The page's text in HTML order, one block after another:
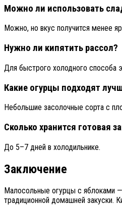
Можно ли использовать
Можно, но вкус получится менее
Нужно ли кипятить рассол?
Для быстрого холодного способа
Какие огурцы подходят
Небольшие засолочные сорта с
Сколько хранится готовая
До 5–7 дней в холодильнике.
Заключение
Малосольные огурцы с яблоками
традиционной домашней закуски.